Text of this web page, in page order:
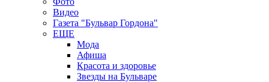
Видео
Газета "Бульвар Гордона"
ЕЩЕ
Мода
Афиша
Красота и здоровье
Звезды на Бульваре